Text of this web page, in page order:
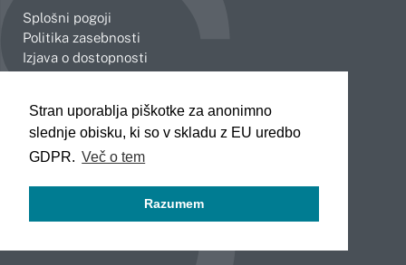
Stran uporablja piškotke za anonimno
slednje obisku, ki so v skladu z EU uredbo
GDPR. Več o tem
Razumem
Splošni pogoji
Politika zasebnosti
Izjava o dostopnosti
Celje
Koper
Kranj
Novo mesto
Slovenj Gradec